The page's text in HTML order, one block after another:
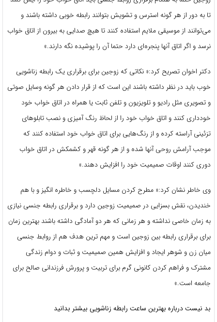
تا به دور از هر گونه استرس و تشویش بتوانند رابطه خوبی داشته باشند و
می‌توانند از موسیقی ملایم استفاده کنند تا هیچ صدایی به بیرون از اتاق خواب
نرسد و اگر اتاق آنها پنجره‌ای دارد حتما آن را پوشیده نگه دارند.»
دکتر اخوان تصریح کرد:« نکاتی که زوجین برای برقراری یک رابطه زناشویی
خوب باید در نظر داشته باشند این است که از قرار دادن هر گونه وسایل صوتی
و تصویری مثل رادیو و تلویزیون و تلفن ثابت یا همراه در اتاق خواب خود
خودداری کنند و اتاق خواب خود را از لحاظ رنگ آمیزی و نصب تابلوهای
تزئینی آراسته کرده و از رنگ‌هایی برای اتاق خواب خود استفاده کنند که
موجب آرامش روحی آنها شده و از هر گونه قهر و کشمکش در اتاق خواب
دوری کنند اوقات صمیمیت خود را افزایش دهند.»
وی خاطر نشان کرد:« مطرح کردن مسایل دلچسب و خاطره انگیز و با هم
خندیدن، نقش بسزایی در صمیمیت زوجین دارد و برقراری رابطه جنسی نیازی
به زمان خاصی نداشته و هر زمانی که هر دو آمادگی داشته باشند بهترین زمان
برای برقراری رابطه بین زوجین است و مهم ترین هدف هم از روابط جنسی
میان زن و شوهر ایجاد و افزایش همین صمیمیت و ثبات و دوام زندگی
مشترک و فراهم کردن کانونی گرم برای تربیت و پرورش فرزندانی صالح برای
جامعه است.»
بد نیست درباره بهترین ساعت رابطه زناشویی بیشتر بدانید